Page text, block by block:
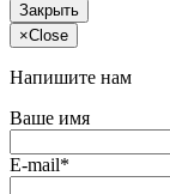
Закрыть
×Close
Напишите нам
Ваше имя
E-mail*